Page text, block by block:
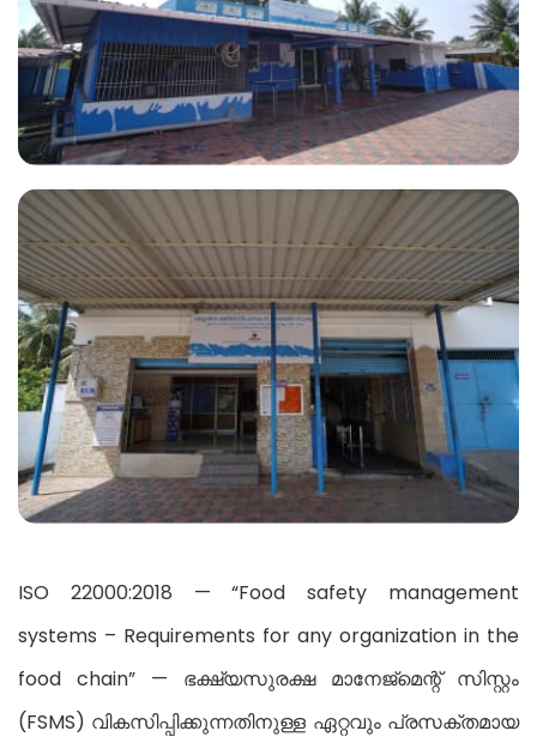
ISO 22000:2018 — “Food safety management
systems – Requirements for any organization in the
food chain” — ഭക്ഷ്യസുരക്ഷ മാനേജ്മെന്റ് സിസ്റ്റം
(FSMS) വികസിപ്പിക്കുന്നതിനുള്ള ഏറ്റവും പ്രസക്തമായ